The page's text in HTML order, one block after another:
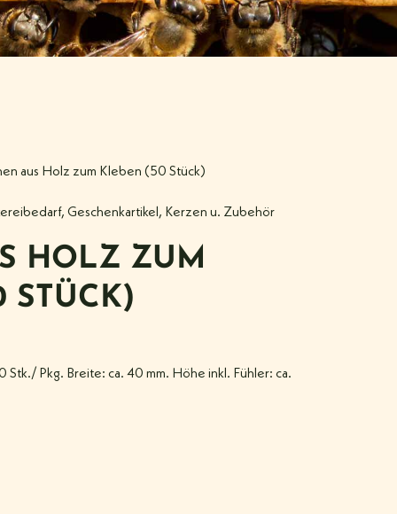
aus Holz zum Kleben (50 Stück)
, Geschenkartikel , Kerzen u. Zubehör
HOLZ ZUM
STÜCK)
Stk./ Pkg. Breite: ca. 40 mm. Höhe inkl. Fühler: ca.